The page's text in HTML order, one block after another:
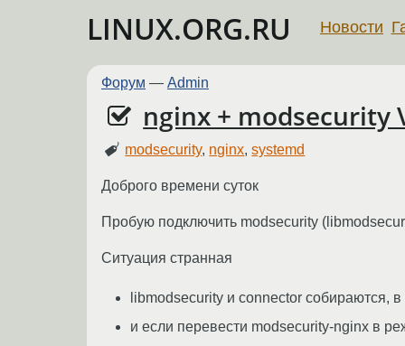
LINUX.ORG.RU Новости
Форум — Admin
nginx + modsecurity
modsecurity, nginx,systemd
Доброго времени суток
Пробую подключить modsecurity
Ситуация странная
libmodsecurity и connector собираются,
и если перевести modsecurity-nginx в